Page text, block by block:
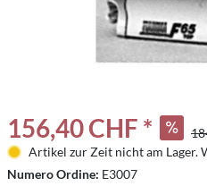
156,40 CHF *
Artikel zur Zeit nicht am Lager.
Numero Ordine: E3007